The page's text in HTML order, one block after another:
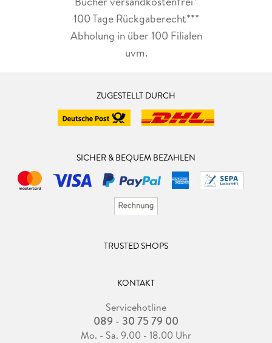
100 Tage Rückgaberecht***
Abholung in über 100 Filialen
uvm.
ZUGESTELLT DURCH
SICHER & BEQUEM BEZAHLEN
TRUSTED SHOPS
KONTAKT
Servicehotline
089 - 30 75 79 00
Mo. - Sa. 9.00 - 18.00 Uhr